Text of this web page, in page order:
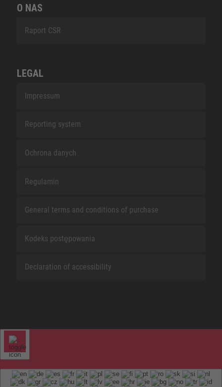
O NAS
Raport CSR
LEGAL
Impressum
Reporting system
Ochrona danych
Regulamin
General terms and conditions of purchase
Kodeks postępowania
Declaration of accessibility